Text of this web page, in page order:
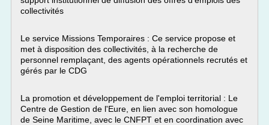
collectivités
Le service Missions Temporaires : Ce service propose et
met à disposition des collectivités, à la recherche de
personnel remplaçant, des agents opérationnels recrutés et
gérés par le CDG
La promotion et développement de l'emploi territorial : Le
Centre de Gestion de l'Eure, en lien avec son homologue
de Seine Maritime, avec le CNFPT et en coordination avec